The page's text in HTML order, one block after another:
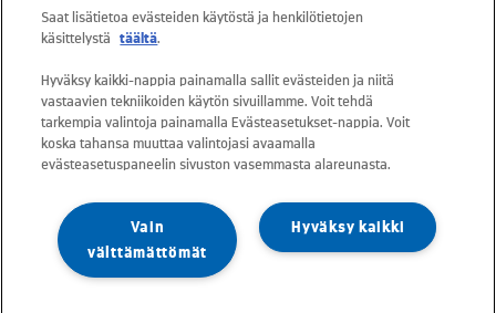
etunimi.sukunimi@kuusakoski.com, ellei
yhteystiedoissa toisin mainita.
Tietosuoja Kuusakoskella
Tietoturvapolitiikka
Saat lisätietoa evästeiden käytöstä ja henkilötietojen
käsittelystä
täältä.
Hyväksy kaikki-nappia painamalla sallit evästeiden ja niitä
vastaavien tekniikoiden käytön sivuillamme. Voit tehdä
tarkempia valintoja painamalla Evästeasetukset-nappia. Voit
koska tahansa muuttaa valintojasi avaamalla
evästeasetuspaneelin sivuston vasemmasta alareunasta.
Hyväksy kaikki
Vain
välttämättömät